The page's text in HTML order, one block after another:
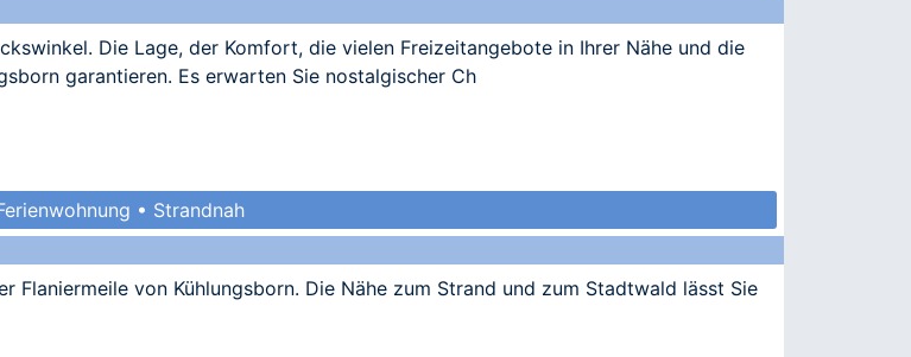
Die Lage, der Komfort, die vielen Freizeitangebote in Ihrer Nähe und die
garantieren. Es erwarten Sie nostalgischer Ch
• Strandnah
von Kühlungsborn. Die Nähe zum Strand und zum Stadtwald lässt Sie